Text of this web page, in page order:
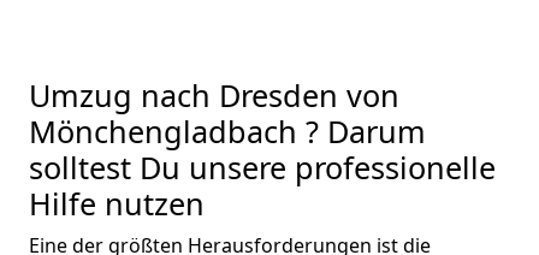
Umzug nach Dresden von
Mönchen­gladbach ? Darum
solltest Du unsere professionelle
Hilfe nutzen
Eine der größten Herausforderungen ist die